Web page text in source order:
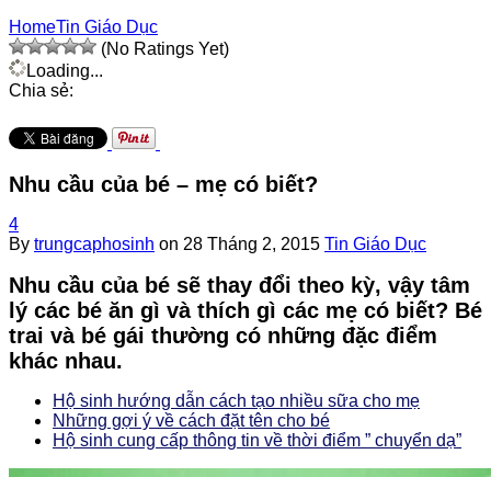
HomeTin Giáo Dục
(No Ratings Yet)
Loading...
Chia sẻ:
Nhu cầu của bé – mẹ có biết?
4
By trungcaphosinh on 28 Tháng 2, 2015 Tin Giáo Dục
Nhu cầu của bé sẽ thay đổi theo kỳ, vậy tâm
lý các bé ăn gì và thích gì các mẹ có biết? Bé
trai và bé gái thường có những đặc điểm
khác nhau.
Hộ sinh hướng dẫn cách tạo nhiều sữa cho mẹ
Những gợi ý về cách đặt tên cho bé
Hộ sinh cung cấp thông tin về thời điểm ” chuyển dạ”